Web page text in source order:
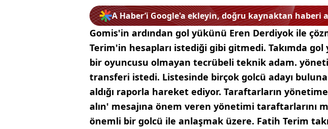
A Haber’i Google'a ekleyin, doğru kaynaktan haberi
Gomis'in ardından gol yükünü Eren Derdiyok ile
Terim'in hesapları istediği gibi gitmedi. Takımda
bir oyuncusu olmayan tecrübeli teknik adam.
transferi istedi. Listesinde birçok golcü adayı
aldığı raporla hareket ediyor. Taraftarların
alın' mesajına önem veren yönetimi taraftarlarını
önemli bir golcü ile anlaşmak üzere. Fatih Terim